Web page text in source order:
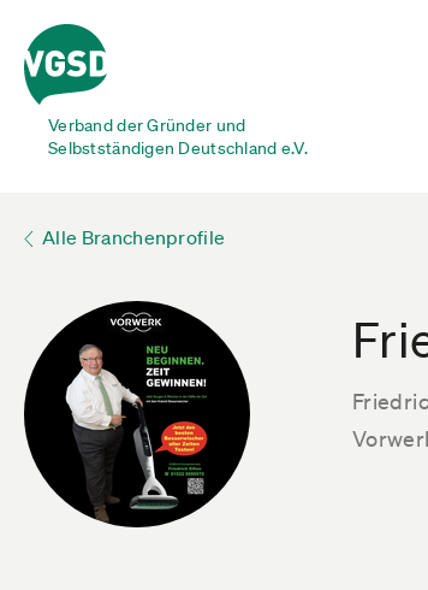
Verband der Gründer und
Selbstständigen Deutschland e.V.
Alle Branchenprofile